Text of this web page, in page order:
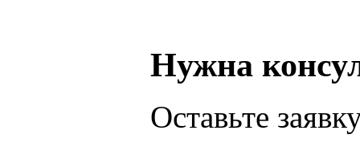
Нужна
Оставьте